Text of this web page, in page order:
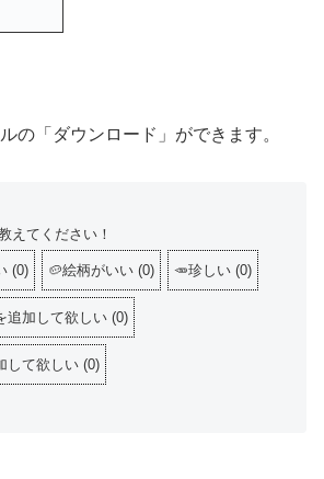
の「ダウンロード」ができます。
えてください！
(0) 🥔絵柄がいい (0) 🥕珍しい (0)
追加して欲しい (0)
して欲しい (0)